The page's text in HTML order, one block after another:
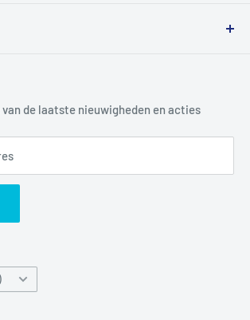
de laatste nieuwigheden en acties